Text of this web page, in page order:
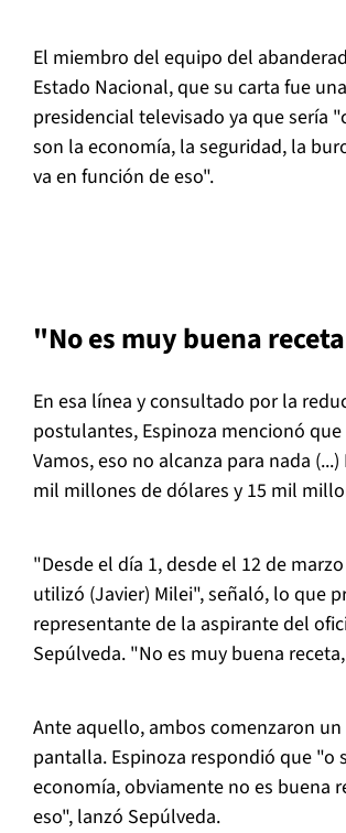
El miembro del equipo del
Estado Nacional, que su carta fue
presidencial televisado ya que sería
son la economía, la seguridad, la
va en función de eso".
"No es muy buena
En esa línea y consultado por la
postulantes, Espinoza mencionó
Vamos, eso no alcanza para nada
mil millones de dólares y 15 mil
"Desde el día 1, desde el 12 de
utilizó (Javier) Milei", señaló, lo que
representante de la aspirante del
Sepúlveda. "No es muy buena
Ante aquello, ambos comenzaron
pantalla. Espinoza respondió que "o
economía, obviamente no es buena
eso", lanzó Sepúlveda.